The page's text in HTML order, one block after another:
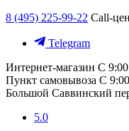
8 (495) 225-99-22 Call-
Telegram
Интернет-магазин С
Пункт самовывоза С
Большой Саввинский
5.0